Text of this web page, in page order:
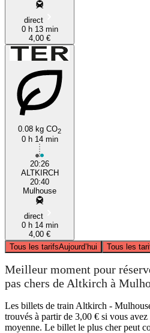
direct
0 h 13 min
4,00 €
0.08 kg CO2
0 h 14 min
20:26
ALTKIRCH
20:40
Mulhouse
direct
0 h 14 min
4,00 €
Tous les tarifsAujourd’hui Tous les
Meilleur moment pour
pas chers de Altkirch à
Les billets de train Altkirch -
trouvés à partir de 3,00 € si vous
moyenne. Le billet le plus cher peut